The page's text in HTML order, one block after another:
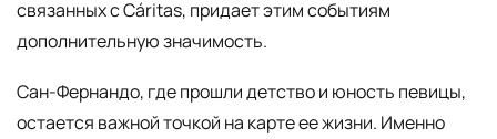
связанных с Cáritas, придает этим событиям
дополнительную значимость.
Сан-Фернандо, где прошли детство и юность певицы,
остается важной точкой на карте ее жизни. Именно